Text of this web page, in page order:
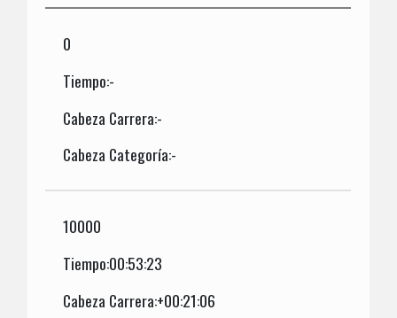
0
Tiempo:-
Cabeza Carrera:-
Cabeza Categoría:-
10000
Tiempo:00:53:23
Cabeza Carrera:+00:21:06